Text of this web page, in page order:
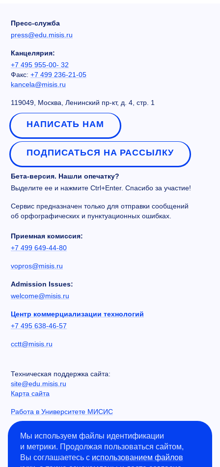
Пресс-служба
press@edu.misis.ru
Канцелярия:
+7 495 955-00- 32
Факс: +7 499 236-21-05
kancela@misis.ru
119049, Москва, Ленинский пр-кт, д. 4, стр. 1
НАПИСАТЬ НАМ
ПОДПИСАТЬСЯ НА РАССЫЛКУ
Бета-версия. Нашли опечатку?
Выделите ее и нажмите Ctrl+Enter. Спасибо за участие!
Сервис предназначен только для отправки сообщений
об орфографических и пунктуационных ошибках.
Приемная комиссия:
+7 499 649-44-80
vopros@misis.ru
Admission Issues:
welcome@misis.ru
Центр коммерциализации технологий
+7 495 638-46-57
cctt@misis.ru
Техническая поддержка сайта:
site@edu.misis.ru
Карта сайта
Работа в Университете МИСИС
Сведения об образовательной организации
Информация о закупках
Противодействие коррупции
Мы используем файлы идентификации
и метрики. Продолжая пользоваться сайтом,
Вы соглашаетесь с использованием файлов